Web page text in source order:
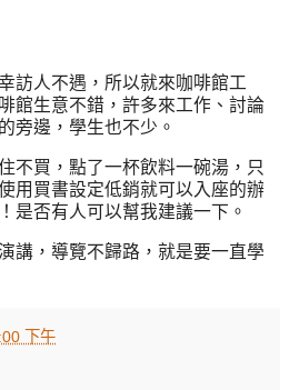
訪人不遇，所以就來咖啡館工
館生意不錯，許多來工作、討論
旁邊，學生也不少。
不買，點了一杯飲料一碗湯，只
用買書設定低銷就可以入座的辦
是否有人可以幫我建議一下。
講，導覽不歸路，就是要一直學
下午